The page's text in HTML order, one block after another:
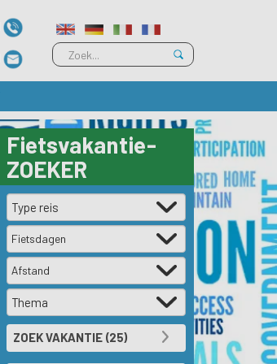
Fietsvakantie-
ZOEKER
Fietsdagen
Afstand